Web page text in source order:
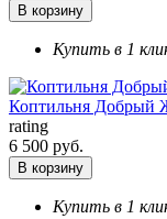
В корзину
Купить в 1
Коптильня Добрый
rating
6 500 руб.
В корзину
Купить в 1